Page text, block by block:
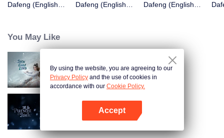
Dafeng (English
Dafeng (English
Dafeng (English
You May Like
Raja Elang Salju (English Ver.)
Mengejar Cinta (English Ver.)
By using the website, you are agreeing to our
Privacy Policy and the use of cookies in
accordance with our Cookie Policy.
Accept